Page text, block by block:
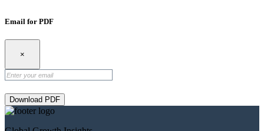
Email for PDF
×
Download PDF